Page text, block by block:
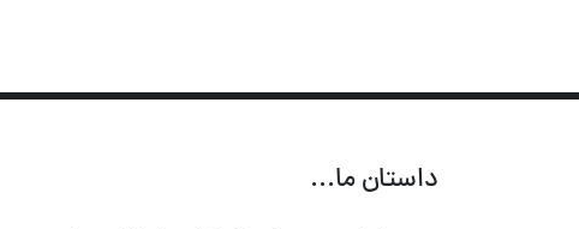
داستان ما...